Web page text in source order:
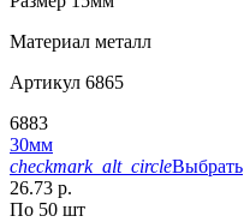
Материал металл
Артикул 6865
6883
30мм
checkmark_alt_circleВыбрать
26.73 р.
По 50 шт